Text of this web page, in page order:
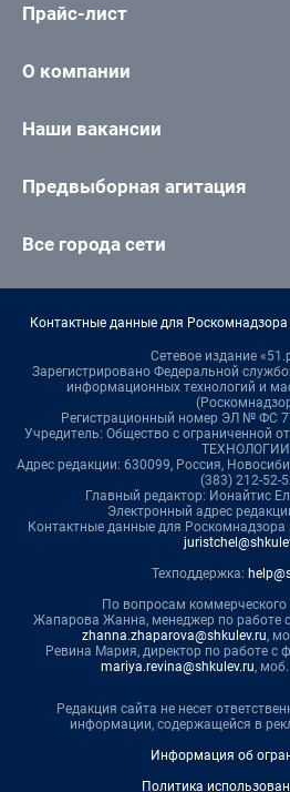
Прайс-лист
О компании
Наши вакансии
Предвыборная агитация
Все города сети
Контактные данные для Роскомнадзора
Сетевое издание
Зарегистрировано Федеральной
информационных технологий и
Регистрационный номер ЭЛ № ФС
Учредитель: Общество с ограниченной
Адрес редакции: 630099, Россия,
(383) 212-52-
Главный редактор: Ионайтис
Электронный адрес
Контактные данные для Роскомнадзора
Техподдержка:
По вопросам коммерческого
Жапарова Жанна, менеджер по работе
zhanna.zhaparova@shkulev.ru,
Ревина Мария, директор по работе с
mariya.revina@shkulev.ru,
Редакция сайта не несет
информации, содержащейся в
Информация об
Политика